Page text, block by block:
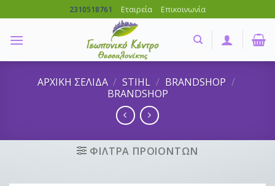
to
content
2310518761 Εταιρεία Επικοινωνία
ΑΡΧΙΚΗ ΣΕΛΙΔΑ / STIHL / BRANDSHOP /
BRANDSHOP
ΦΙΛΤΡΑ ΠΡΟΙΟΝΤΩΝ